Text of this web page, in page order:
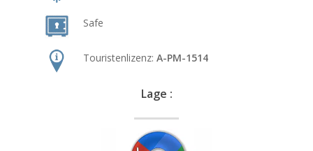
Safe
Touristenlizenz:A-PM-1514
Lage :